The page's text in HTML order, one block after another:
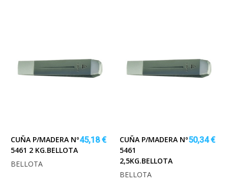
CUÑA P/MADERA Nº
5461 2 KG.BELLOTA
45,18 €
BELLOTA
CUÑA P/MADERA Nº
5461
2,5KG.BELLOTA
50,34 €
BELLOTA